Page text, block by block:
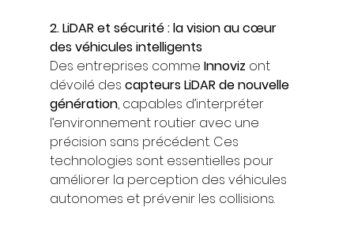
2. LiDAR et sécurité : la vision au cœur
des véhicules intelligents
Des entreprises comme Innoviz ont
dévoilé des capteurs LiDAR de nouvelle
génération, capables d’interpréter
l’environnement routier avec une
précision sans précédent. Ces
technologies sont essentielles pour
améliorer la perception des véhicules
autonomes et prévenir les collisions.